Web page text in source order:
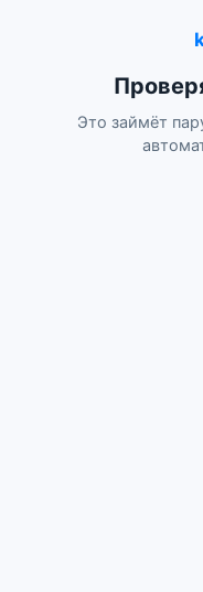
Это займёт